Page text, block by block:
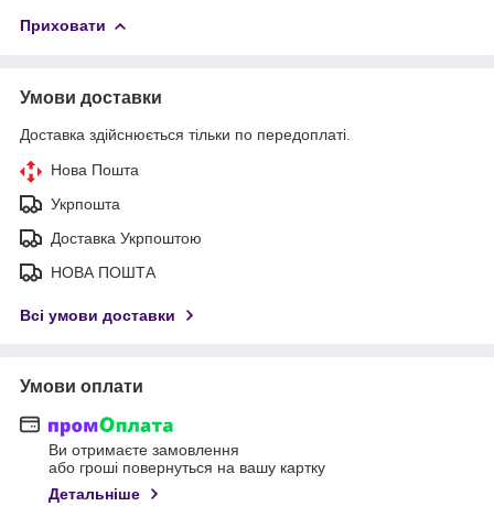
Приховати
Умови доставки
Доставка здійснюється тільки по передоплаті.
Нова Пошта
Укрпошта
Доставка Укрпоштою
НОВА ПОШТА
Всі умови доставки
Умови оплати
Ви отримаєте замовлення
або гроші повернуться на вашу картку
Детальніше